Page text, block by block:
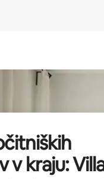
v kraju: